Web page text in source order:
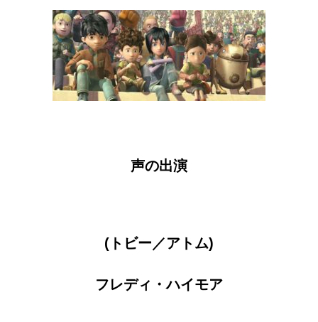
声の出演
(トビー／アトム)
フレディ・ハイモア